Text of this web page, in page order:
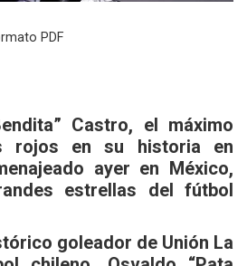
PDF
Castro, el máximo
rojos en su historia en
ayer en México,
estrellas del fútbol
goleador de Unión La